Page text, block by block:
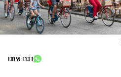
דברו איתנו